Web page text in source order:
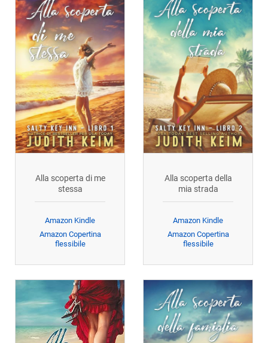
Alla scoperta di me
stessa
Amazon Kindle
Amazon Copertina
flessibile
Alla scoperta della
mia strada
Amazon Kindle
Amazon Copertina
flessibile